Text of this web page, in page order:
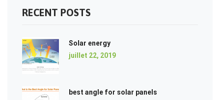
RECENT POSTS
Solar energy
juillet 22, 2019
best angle for solar panels